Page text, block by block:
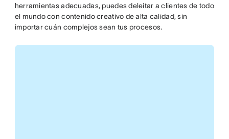
herramientas adecuadas, puedes deleitar a clientes de todo
el mundo con contenido creativo de alta calidad, sin
importar cuán complejos sean tus procesos.